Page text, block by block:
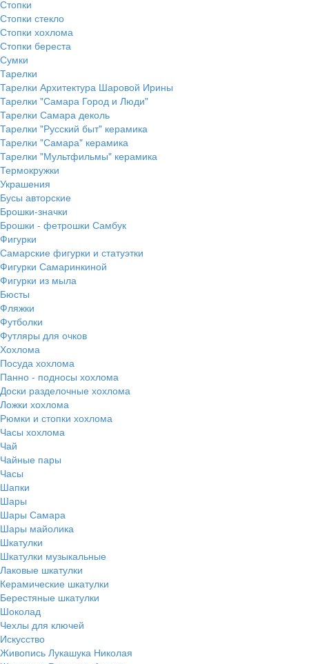
Стопки
Стопки стекло
Стопки хохлома
Стопки береста
Сумки
Тарелки
Тарелки Архитектура Шаровой Ирины
Тарелки "Самара Город и Люди"
Тарелки Самара деколь
Тарелки "Русский быт" керамика
Тарелки "Самара" керамика
Тарелки "Мультфильмы" керамика
Термокружки
Украшения
Бусы авторские
Брошки-значки
Брошки - фетрошки Самбук
Фигурки
Самарские фигурки и статуэтки
Фигурки Самаринкиной
Фигурки из мыла
Бюсты
Фляжки
Футболки
Футляры для очков
Хохлома
Посуда хохлома
Панно - подносы хохлома
Доски разделочные хохлома
Ложки хохлома
Рюмки и стопки хохлома
Часы хохлома
Чай
Чайные пары
Часы
Шапки
Шары
Шары Самара
Шары майолика
Шкатулки
Шкатулки музыкальные
Лаковые шкатулки
Керамические шкатулки
Берестяные шкатулки
Шоколад
Чехлы для ключей
Искусство
Живопись Лукашука Николая